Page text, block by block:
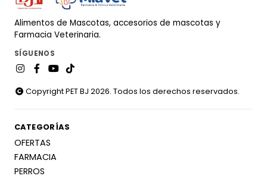
Alimentos de Mascotas, accesorios de mascotas y
Farmacia Veterinaria.
SÍGUENOS
Copyright PET BJ 2026. Todos los derechos reservados.
CATEGORÍAS
OFERTAS
FARMACIA
PERROS